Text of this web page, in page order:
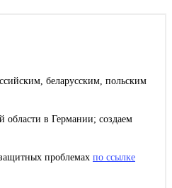
беларусским, польским
в Германии; создаем
проблемах по ссылке